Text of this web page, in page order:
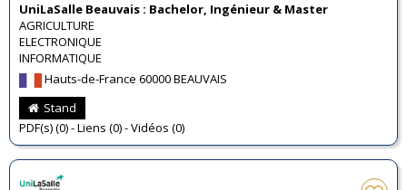
UniLaSalle Beauvais : Bachelor, Ingénieur & Master
AGRICULTURE
ELECTRONIQUE
INFORMATIQUE
Hauts-de-France 60000 BEAUVAIS
Stand
PDF(s) (0) - Liens (0) - Vidéos (0)